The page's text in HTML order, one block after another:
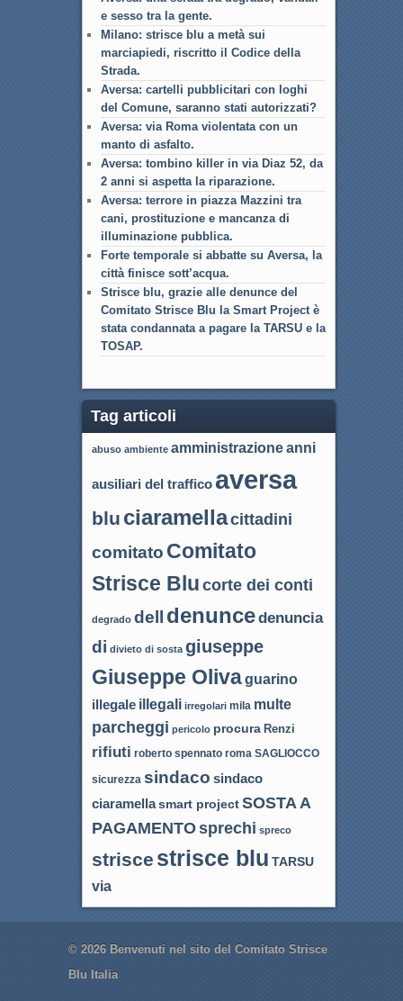
e sesso tra la gente.
Milano: strisce blu a metà sui
marciapiedi, riscritto il Codice della
Strada.
Aversa: cartelli pubblicitari con loghi
del Comune, saranno stati autorizzati?
Aversa: via Roma violentata con un
manto di asfalto.
Aversa: tombino killer in via Diaz 52, da
2 anni si aspetta la riparazione.
Aversa: terrore in piazza Mazzini tra
cani, prostituzione e mancanza di
illuminazione pubblica.
Forte temporale si abbatte su Aversa, la
città finisce sott’acqua.
Strisce blu, grazie alle denunce del
Comitato Strisce Blu la Smart Project è
stata condannata a pagare la TARSU e la
TOSAP.
Tag articoli
abuso ambiente amministrazioneanni
ausiliari del trafficoaversa
blu ciaramellacittadini
comitato Comitato
Strisce Blu corte dei conti
degrado dell denuncedenuncia
di divieto di sosta giuseppe
Giuseppe Olivaguarino
illegale illegali irregolari mila multe
parcheggi pericolo procura Renzi
rifiuti roberto spennato roma SAGLIOCCO
sicurezza sindaco sindaco
ciaramellasmart projectSOSTA A
PAGAMENTOsprechi spreco
strisce strisce blu TARSU
via
© 2026 Benvenuti nel sito del Comitato Strisce
Blu Italia